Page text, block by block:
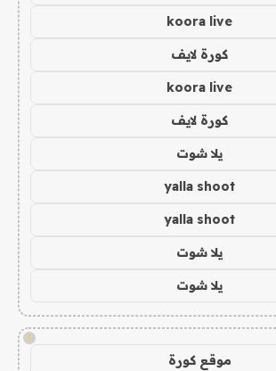
koora live
كورة لايف
koora live
كورة لايف
يلا شوت
yalla shoot
yalla shoot
يلا شوت
يلا شوت
!
موقع كورة